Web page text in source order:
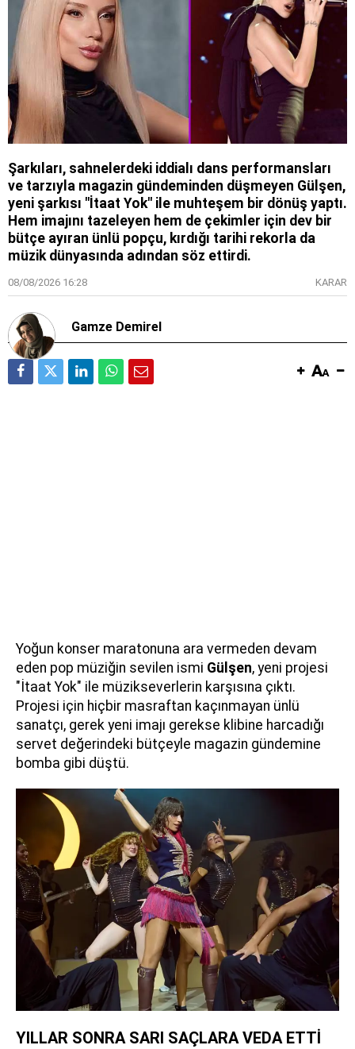
Şarkıları, sahnelerdeki iddialı dans performansları
ve tarzıyla magazin gündeminden düşmeyen Gülşen,
yeni şarkısı "İtaat Yok" ile muhteşem bir dönüş yaptı.
Hem imajını tazeleyen hem de çekimler için dev bir
bütçe ayıran ünlü popçu, kırdığı tarihi rekorla da
müzik dünyasında adından söz ettirdi.
08/08/2026 16:28 KARAR
Gamze Demirel
Yoğun konser maratonuna ara vermeden devam
eden pop müziğin sevilen ismi Gülşen, yeni projesi
"İtaat Yok" ile müzikseverlerin karşısına çıktı.
Projesi için hiçbir masraftan kaçınmayan ünlü
sanatçı, gerek yeni imajı gerekse klibine harcadığı
servet değerindeki bütçeyle magazin gündemine
bomba gibi düştü.
YILLAR SONRA SARI SAÇLARA VEDA ETTİ